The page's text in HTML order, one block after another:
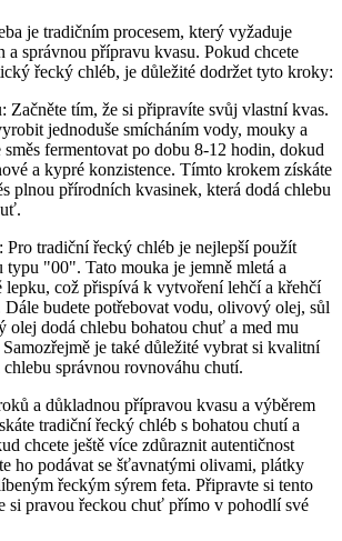
je tradičním procesem, který vyžaduje
správnou přípravu kvasu. Pokud chcete
řecký chléb, je důležité dodržet tyto kroky:
Začněte tím, že si připravíte svůj vlastní kvas.
jednoduše smícháním vody, mouky a
fermentovat po dobu 8-12 hodin, dokud
a kypré konzistence. Tímto krokem získáte
plnou přírodních kvasinek, která dodá chlebu
tradiční řecký chléb je nejlepší použít
"00". Tato mouka je jemně mletá a
lepku, což přispívá k vytvoření lehčí a křehčí
Dále budete potřebovat vodu, olivový olej, sůl
olej dodá chlebu bohatou chuť a med mu
je také důležité vybrat si kvalitní
chlebu správnou rovnováhu chutí.
a důkladnou přípravou kvasu a výběrem
tradiční řecký chléb s bohatou chutí a
chcete ještě více zdůraznit autentičnost
ho podávat se šťavnatými olivami, plátky
řeckým sýrem feta. Připravte si tento
si pravou řeckou chuť přímo v pohodlí své